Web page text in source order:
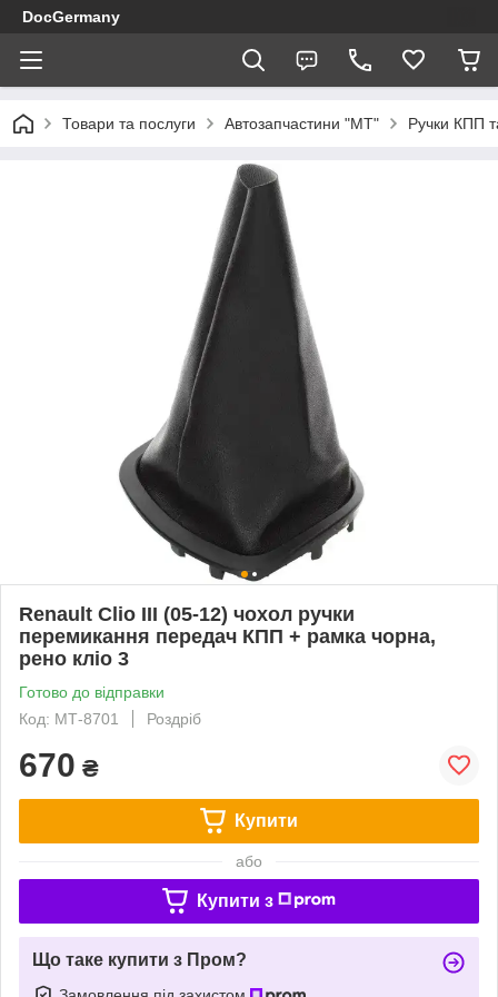
DocGermany
Товари та послуги Автозапчастини "МТ" Ручки КПП
Renault Clio III (05-12) чохол ручки
перемикання передач КПП + рамка чорна,
рено кліо 3
Готово до відправки
Код: МТ-8701
Роздріб
670 ₴
Купити
або
Купити з
Що таке купити з Пром?